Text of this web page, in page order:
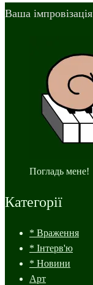
записів
Ваша імпровізація
Погладь мене!
Категорії
* Враження
* Інтерв'ю
* Новини
Арт